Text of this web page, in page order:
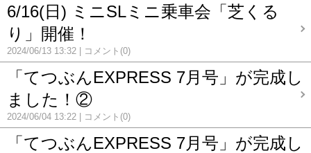
6/16(日) ミニSLミニ乗車会「芝くる
り」開催！
2024/06/13 13:32 コメント(0)
「てつぶんEXPRESS 7月号」が完成し
ました！②
2024/06/04 13:22 コメント(0)
「てつぶんEXPRESS 7月号」が完成し